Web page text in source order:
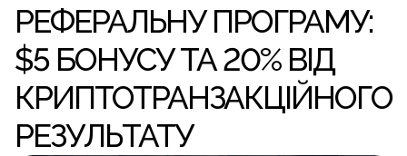
РЕФЕРАЛЬНУ ПРОГРАМУ:
$5 БОНУСУ ТА 20% ВІД
КРИПТОТРАНЗАКЦІЙНОГО
РЕЗУЛЬТАТУ